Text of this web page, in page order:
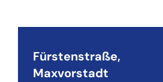
Fürstenstraße,
Maxvorstadt